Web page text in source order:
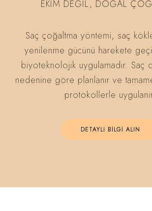
EKİM DEĞİL, DOĞAL
Saç çoğaltma yöntemi, saç
yenilenme gücünü harekete
biyoteknolojik uygulamadır. Saç
nedenine göre planlanır ve
protokollerle
DETAYLI BİLGİ ALIN